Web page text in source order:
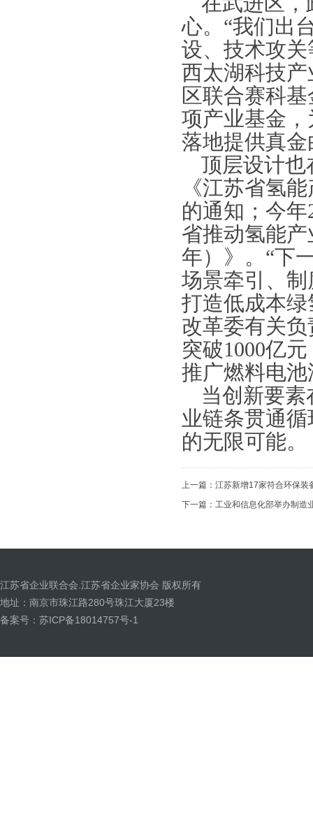
心。 “我们出
设、技术攻
西太湖科技
区联合赛科
项产业基金
落地提供真
顶层设计也
《江苏省氢
的通知；今
省推动氢能
年）》。“下
场景牵引、
打造低成本
改革委有关
突破1000亿
推广燃料电
当创新要
业链条贯通
的无限可能。
上一篇： 江苏新增17家符合环保装
下一篇： 工业和信息化部举办制造
江苏省企业联合会.江苏省企业家协会 版权所有
地址：南京市珠江路280号珠江大厦23楼
备案号：苏ICP备18014757号-1